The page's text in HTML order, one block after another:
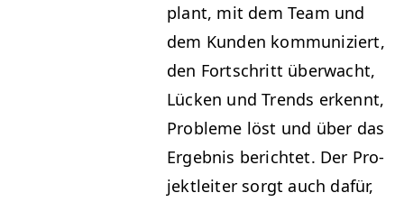
plant, mit dem Team und
dem Kun­den kom­mu­niziert,
den Fortschritt überwacht,
Lück­en und Trends erken­nt,
Prob­leme löst und über das
Ergeb­nis berichtet. Der Pro­
jek­tleit­er sorgt auch dafür,